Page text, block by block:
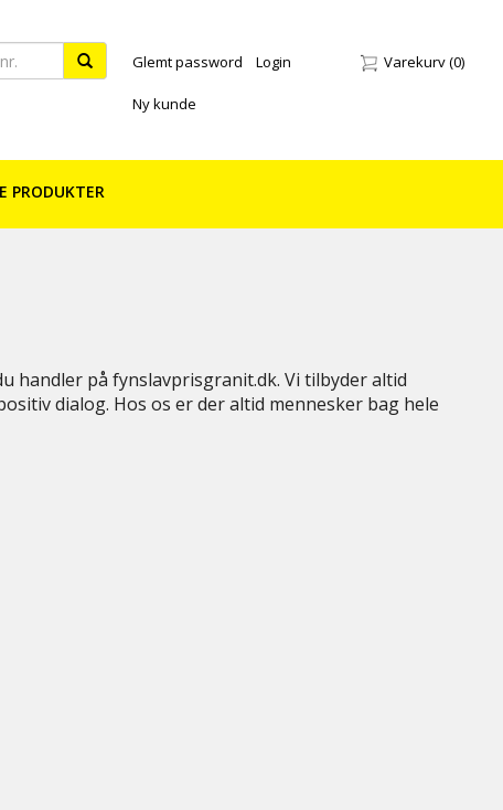
Varekurv(0)
Glemt password Login
Ny kunde
PRODUKTER
handler på fynslavprisgranit.dk. Vi tilbyder altid
dialog. Hos os er der altid mennesker bag hele